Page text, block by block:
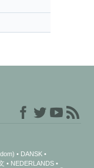
DANSK
NEDERLANDS